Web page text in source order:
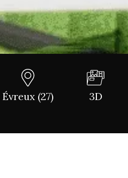
Évreux (27) 3D